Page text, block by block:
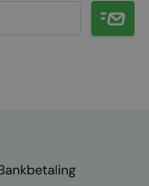
Meld